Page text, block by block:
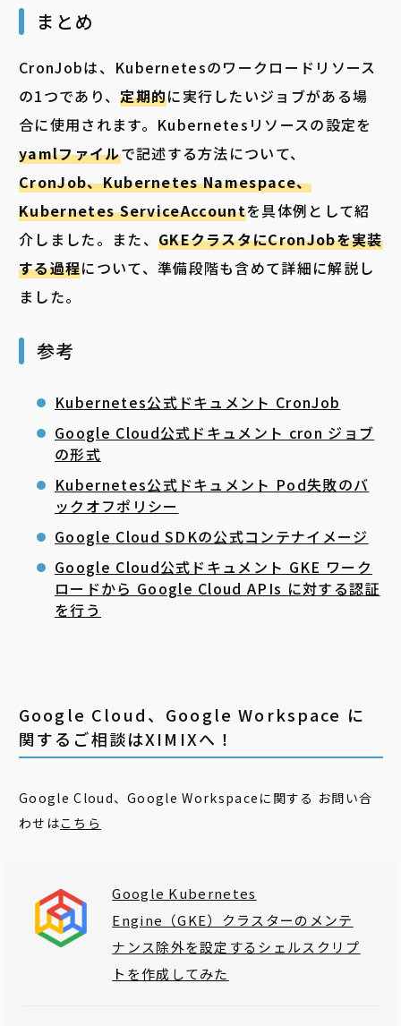
まとめ
CronJobは、Kubernetesのワークロードリソース
の1つであり、定期的に実行したいジョブがある場
合に使用されます。Kubernetesリソースの設定を
yamlファイルで記述する方法について、
CronJob、Kubernetes Namespace、
Kubernetes ServiceAccountを具体例として紹
介しました。また、 GKEクラスタにCronJobを実装
する過程について、準備段階も含めて詳細に解説し
ました。
参考
Kubernetes公式ドキュメント CronJob
Google Cloud公式ドキュメント cron ジョブ
の形式
Kubernetes公式ドキュメント Pod失敗のバ
ックオフポリシー
Google Cloud SDKの公式コンテナイメージ
Google Cloud公式ドキュメント GKE ワーク
ロードから Google Cloud APIs に対する認証
を行う
Google Cloud、Google Workspace に
関するご相談はXIMIXへ！
Google Cloud、Google Workspaceに関する お問い合
わせはこちら
Google Kubernetes
Engine（GKE）クラスターのメンテ
ナンス除外を設定するシェルスクリプ
トを作成してみた